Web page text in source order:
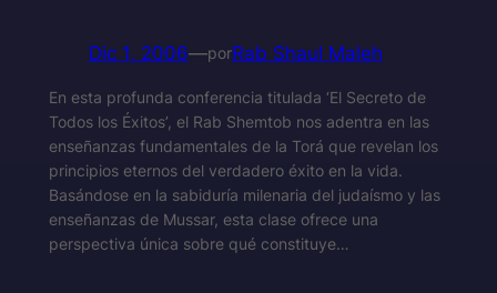
Dic 1, 2006—porRab Shaul Maleh
En esta profunda conferencia titulada ‘El Secreto de
Todos los Éxitos’, el Rab Shemtob nos adentra en las
enseñanzas fundamentales de la Torá que revelan los
principios eternos del verdadero éxito en la vida.
Basándose en la sabiduría milenaria del judaísmo y las
enseñanzas de Mussar, esta clase ofrece una
perspectiva única sobre qué constituye…